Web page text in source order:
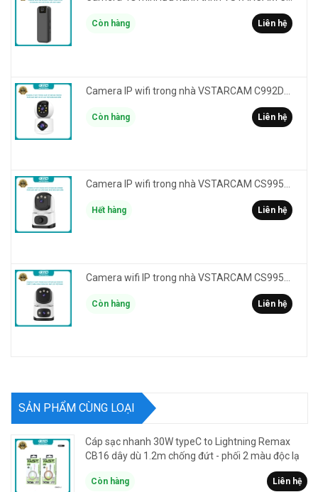
Còn hàng Liên hệ
Còn hàng Liên hệ
Camera IP wifi trong nhà VSTARCAM CS995M phân giải 2MP HD led trợ sáng - cảnh báo khói, gas, cháy
Hết hàng Liên hệ
Còn hàng Liên hệ
SẢN PHẨM CÙNG LOẠI
Cáp sạc nhanh 30W typeC to Lightning Remax
CB16 dây dù 1.2m chống đứt - phối 2 màu độc lạ
Còn hàng Liên hệ